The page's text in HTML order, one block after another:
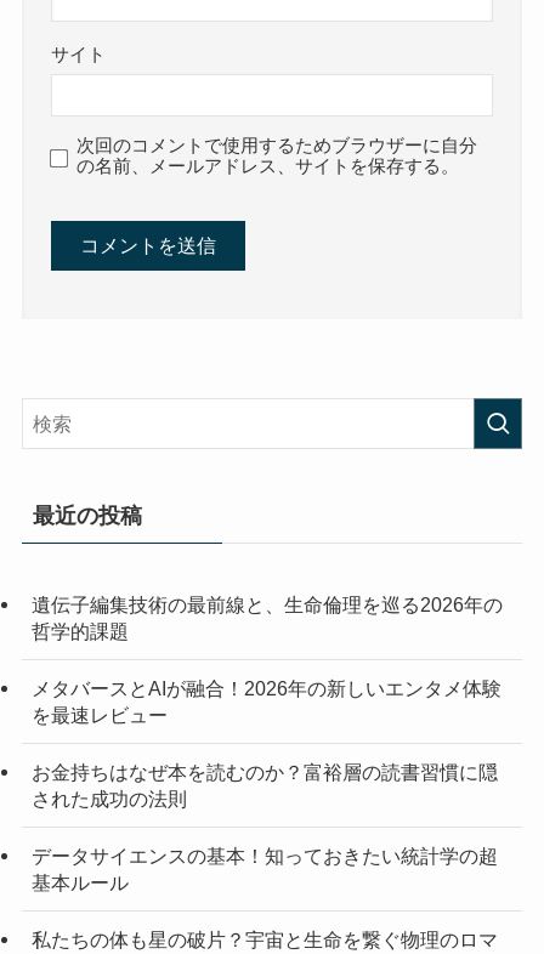
サイト
次回のコメントで使用するためブラウザーに自分
の名前、メールアドレス、サイトを保存する。
最近の投稿
遺伝子編集技術の最前線と、生命倫理を巡る2026年の
哲学的課題
メタバースとAIが融合！2026年の新しいエンタメ体験
を最速レビュー
お金持ちはなぜ本を読むのか？富裕層の読書習慣に隠
された成功の法則
データサイエンスの基本！知っておきたい統計学の超
基本ルール
私たちの体も星の破片？宇宙と生命を繋ぐ物理のロマ